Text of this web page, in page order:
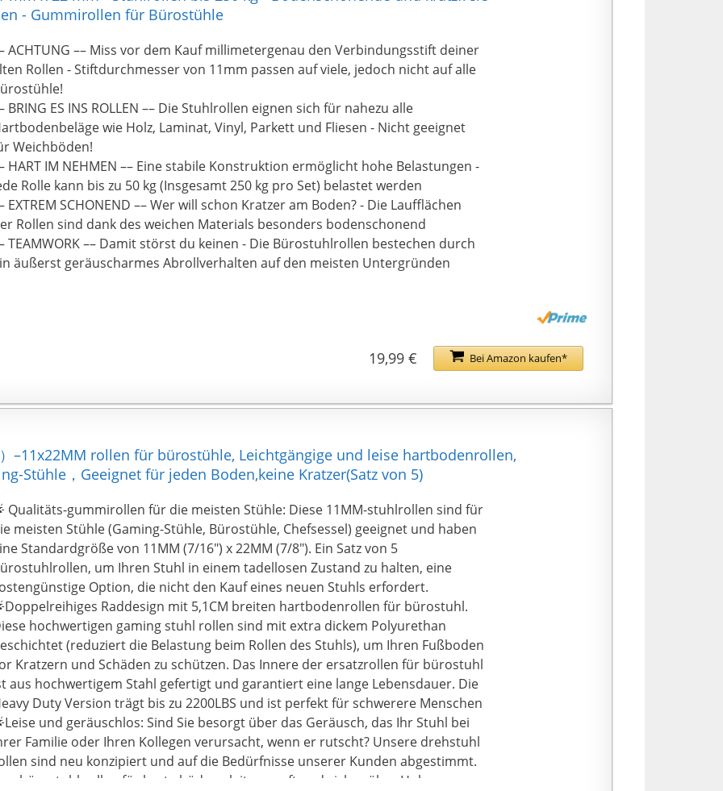
- Gummirollen für Bürostühle
ACHTUNG –– Miss vor dem Kauf millimetergenau den Verbindungsstift deiner
Rollen - Stiftdurchmesser von 11mm passen auf viele, jedoch nicht auf alle
BRING ES INS ROLLEN –– Die Stuhlrollen eignen sich für nahezu alle
wie Holz, Laminat, Vinyl, Parkett und Fliesen - Nicht geeignet
Weichböden!
HART IM NEHMEN –– Eine stabile Konstruktion ermöglicht hohe Belastungen -
Rolle kann bis zu 50 kg (Insgesamt 250 kg pro Set) belastet werden
EXTREM SCHONEND –– Wer will schon Kratzer am Boden? - Die Laufflächen
Rollen sind dank des weichen Materials besonders bodenschonend
TEAMWORK –– Damit störst du keinen - Die Bürostuhlrollen bestechen durch
äußerst geräuscharmes Abrollverhalten auf den meisten Untergründen
Bei Amazon kaufen*
19,99 €
–11x22MM rollen für bürostühle, Leichtgängige und leise hartbodenrollen,
Stühle，Geeignet für jeden Boden,keine Kratzer(Satz von 5)
Qualitäts-gummirollen für die meisten Stühle: Diese 11MM-stuhlrollen sind für
meisten Stühle (Gaming-Stühle, Bürostühle, Chefsessel) geeignet und haben
Standardgröße von 11MM (7/16") x 22MM (7/8"). Ein Satz von 5
um Ihren Stuhl in einem tadellosen Zustand zu halten, eine
Option, die nicht den Kauf eines neuen Stuhls erfordert.
Raddesign mit 5,1CM breiten hartbodenrollen für bürostuhl.
hochwertigen gaming stuhl rollen sind mit extra dickem Polyurethan
(reduziert die Belastung beim Rollen des Stuhls), um Ihren Fußboden
Kratzern und Schäden zu schützen. Das Innere der ersatzrollen für bürostuhl
aus hochwertigem Stahl gefertigt und garantiert eine lange Lebensdauer. Die
Duty Version trägt bis zu 2200LBS und ist perfekt für schwerere Menschen
und geräuschlos: Sind Sie besorgt über das Geräusch, das Ihr Stuhl bei
Familie oder Ihren Kollegen verursacht, wenn er rutscht? Unsere drehstuhl
sind neu konzipiert und auf die Bedürfnisse unserer Kunden abgestimmt.
bürostuhl rollen für harte böden gleiten sanft und sicher über Holz-,